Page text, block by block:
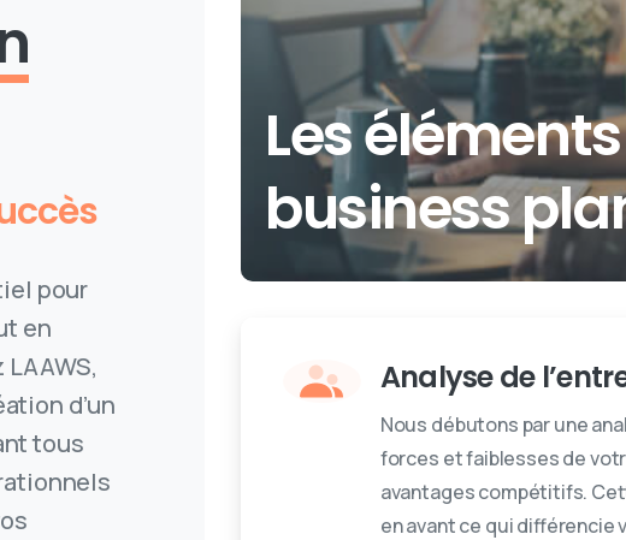
pour
en
d’un
tous
Les
business
Analyse de
Nous débutons par une
forces et faiblesses de
avantages compétitifs.
en avant ce qui différencie